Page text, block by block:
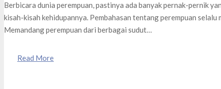
Berbicara dunia perempuan, pastinya ada banyak pernak-pernik
kisah-kisah kehidupannya. Pembahasan tentang perempuan selalu
Memandang perempuan dari berbagai sudut…
Read More